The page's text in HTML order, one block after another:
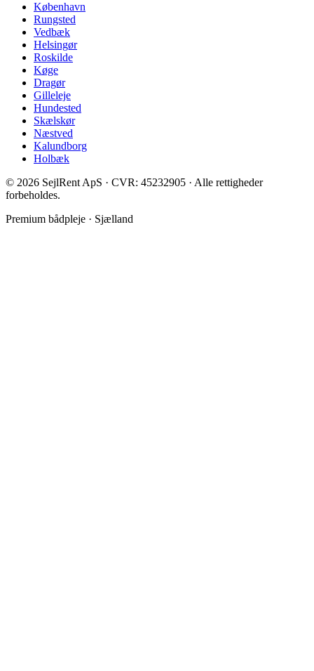
København
Rungsted
Vedbæk
Helsingør
Roskilde
Køge
Dragør
Gilleleje
Hundested
Skælskør
Næstved
Kalundborg
Holbæk
© 2026 SejlRent ApS · CVR: 45232905 · Alle rettigheder
forbeholdes.
Premium bådpleje · Sjælland